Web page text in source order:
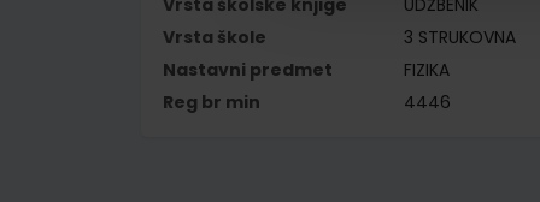
Vrsta školske knjige
UDŽBENIK
Vrsta škole
3 STRUKOVNA
Nastavni predmet
FIZIKA
Reg br min
4446